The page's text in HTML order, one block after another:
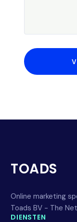
TOADS
Online marketing
Toads BV - The
DIENSTEN